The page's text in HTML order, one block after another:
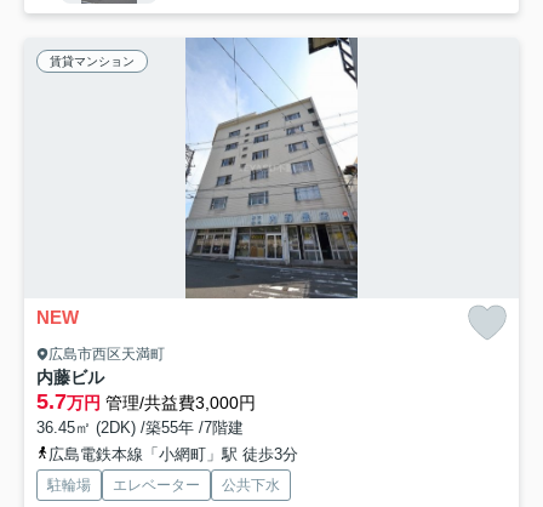
賃貸マンション
NEW
広島市西区天満町
内藤ビル
5.7万円 管理/共益費3,000円
36.45㎡ (2DK) /築55年 /7階建
広島電鉄本線「小網町」駅 徒歩3分
駐輪場 エレベーター 公共下水